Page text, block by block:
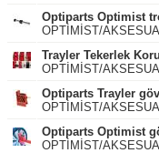
Optiparts Optimist
OPTİMİST/
Trayler Tekerlek
OPTİMİST/
Optiparts Trayler
OPTİMİST/
Optiparts Optimist
OPTİMİST/